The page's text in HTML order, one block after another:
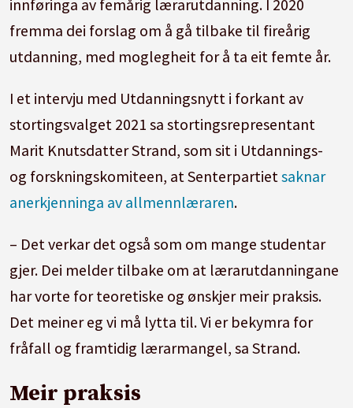
innføringa av femårig lærarutdanning. I 2020
fremma dei forslag om å gå tilbake til fireårig
utdanning, med moglegheit for å ta eit femte år.
I et intervju med Utdanningsnytt i forkant av
stortingsvalget 2021 sa stortingsrepresentant
Marit Knutsdatter Strand, som sit i Utdannings-
og forskningskomiteen, at Senterpartietsaknar
anerkjenninga av allmennlæraren.
– Det verkar det også som om mange studentar
gjer. Dei melder tilbake om at lærarutdanningane
har vorte for teoretiske og ønskjer meir praksis.
Det meiner eg vi må lytta til. Vi er bekymra for
fråfall og framtidig lærarmangel, sa Strand.
Meir praksis